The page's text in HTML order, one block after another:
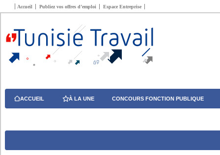
Accueil Publiez vos offres d’emploi Espace Entreprise
ACCUEIL À LA UNE CONCOURS FONCTION PUBLIQUE